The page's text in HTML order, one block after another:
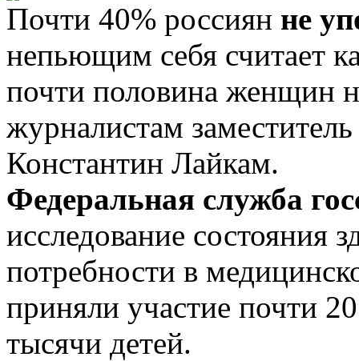
Почти 40% россиян не
непьющим себя считает
почти половина женщин
журналистам
Константин Лайкам.
Федеральная служба
исследование состояния
потребности в
приняли участие почти
тысячи детей.